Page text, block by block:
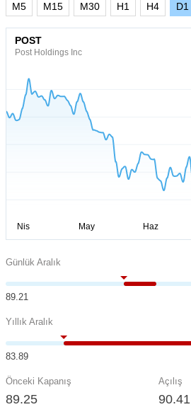
M5 M15 M30 H1 H4 D1
POST
Post Holdings Inc
Günlük Aralık
89.21
Yıllık Aralık
83.89
Önceki Kapanış
89.25
Açılış
90.41